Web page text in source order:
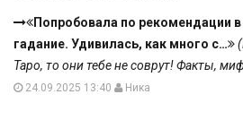
Попробовала по рекомендации
гадание. Удивилась, как много с…
Таро, то они тебе не соврут! Факты,
24.09.2025 13:40 Ника